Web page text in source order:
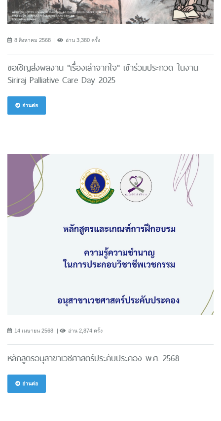
8 สิงหาคม 2568 อ่าน 3,380 ครั้ง
ขอเชิญส่งผลงาน "เรื่องเล่าจากใจ" เข้าร่วมประกวด ในงาน
Siriraj Palliative Care Day 2025
อ่านต่อ
14 เมษายน 2568 อ่าน 2,874 ครั้ง
หลักสูตรอนุสาขาเวชศาสตร์ประคับประคอง พ.ศ. 2568
อ่านต่อ